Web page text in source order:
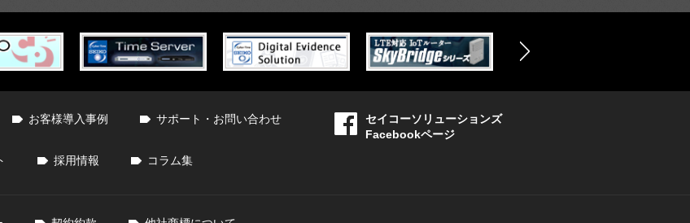
お客様導入事例 サポート・お問い合わせ
採用情報 コラム集
セイコーソリューションズ
Facebookページ